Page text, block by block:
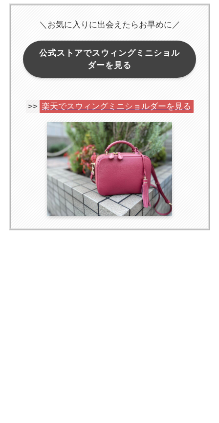
＼お気に入りに出会えたらお早めに／
公式ストアでスウィングミニショル
ダーを見る
>> 楽天でスウィングミニショルダーを見る